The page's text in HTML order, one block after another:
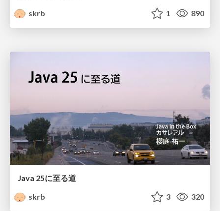
skrb
1 890
Java 25に至る道
skrb
3 320